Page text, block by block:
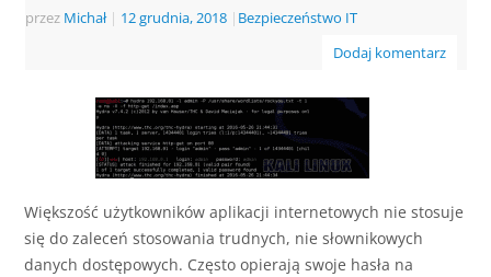
przez Michał | 12 grudnia, 2018 | Bezpieczeństwo IT
Dodaj komentarz
Większość użytkowników aplikacji internetowych nie stosuje
się do zaleceń stosowania trudnych, nie słownikowych
danych dostępowych. Często opierają swoje hasła na